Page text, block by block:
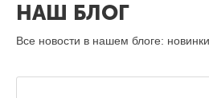
НАШ БЛОГ
Все новости в нашем блоге: